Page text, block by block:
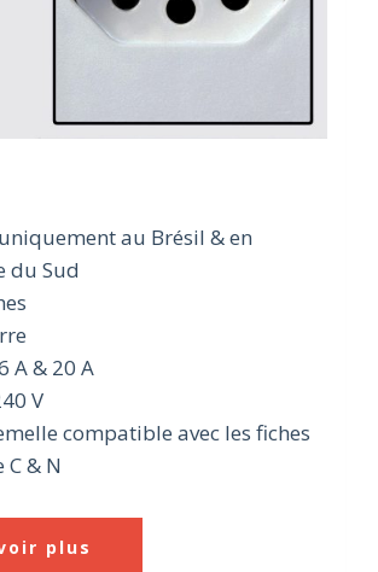
au Brésil & en
du Sud
A & 20 A
V
compatible avec les fiches
& N
plus